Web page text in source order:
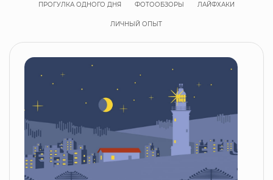
ПРОГУЛКА ОДНОГО ДНЯ ФОТООБЗОРЫ ЛАЙФХАКИ
ЛИЧНЫЙ ОПЫТ